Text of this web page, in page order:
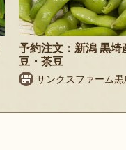
予約注文：新潟 黒埼
豆・茶豆
サンクスファーム黒